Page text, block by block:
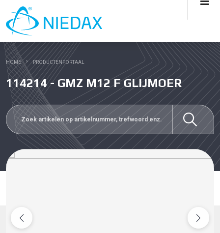
HOME PRODUCTENPORTAAL
114214 - GMZ M12 F GLIJMOER